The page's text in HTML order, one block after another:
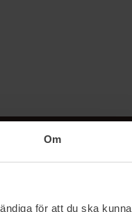
Om
för att du ska kunna
Følg oss